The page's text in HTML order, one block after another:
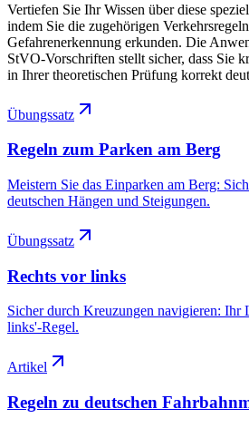
Vertiefen Sie Ihr Wissen über diese
indem Sie die zugehörigen
Gefahrenerkennung erkunden. Die
StVO-Vorschriften stellt sicher, dass Sie
in Ihrer theoretischen Prüfung korrekt
Übungssatz
Regeln zum Parken am Berg
Meistern Sie das Einparken am Berg:
deutschen Hängen und Steigungen.
Übungssatz
Rechts vor links
Sicher durch Kreuzungen navigieren: Ihr
links'-Regel.
Artikel
Regeln zu deutschen